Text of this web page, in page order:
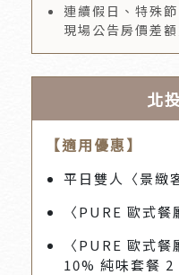
連續假日、特殊
現場公告房價差
北
【適用優惠】
平日雙人〈景緻
〈PURE 歐式
〈PURE 歐式
10% 純味套餐 2